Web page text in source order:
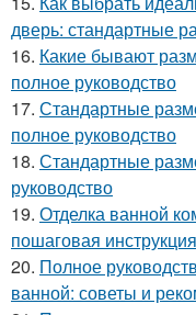
дверь: стандартные
16. Какие бывают
полное руководство
17. Стандартные
полное руководство
18. Стандартные
руководство
19. Отделка ванной
пошаговая инструкция
20. Полное
ванной: советы и